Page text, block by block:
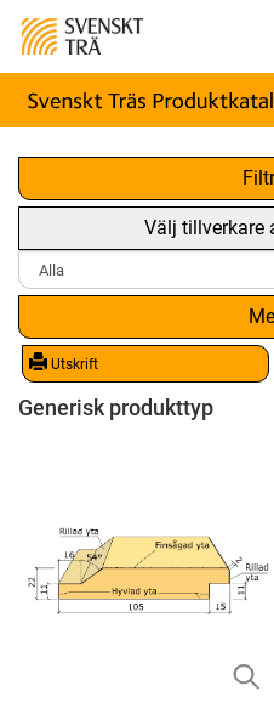
Välj tillverkare
Utskrift
Generisk produkttyp